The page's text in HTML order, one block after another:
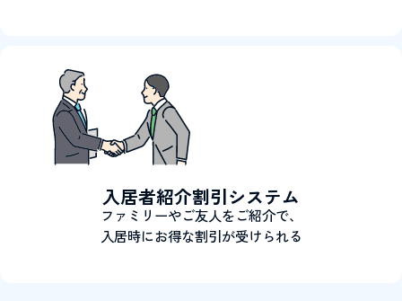
入居者紹介割引システム
ファミリーやご友人をご紹介で、
入居時にお得な割引が受けられる